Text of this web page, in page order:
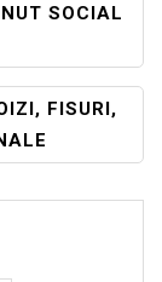
SOCIAL
FISURI,